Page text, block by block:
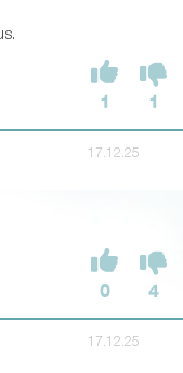
1 1
17.12.25
0 4
17.12.25